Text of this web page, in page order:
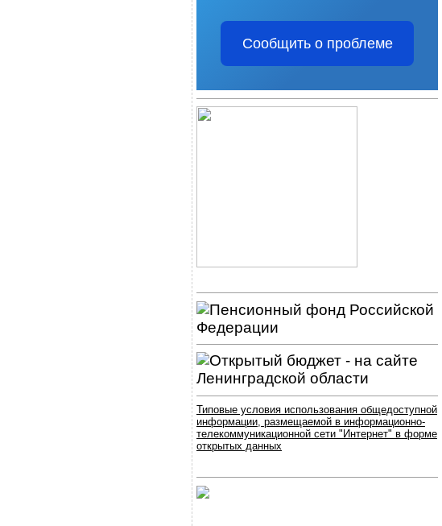
Сообщить о проблеме
Типовые условия использования общедоступной
информации, размещаемой в информационно-
телекоммуникационной сети "Интернет" в форме
открытых данных